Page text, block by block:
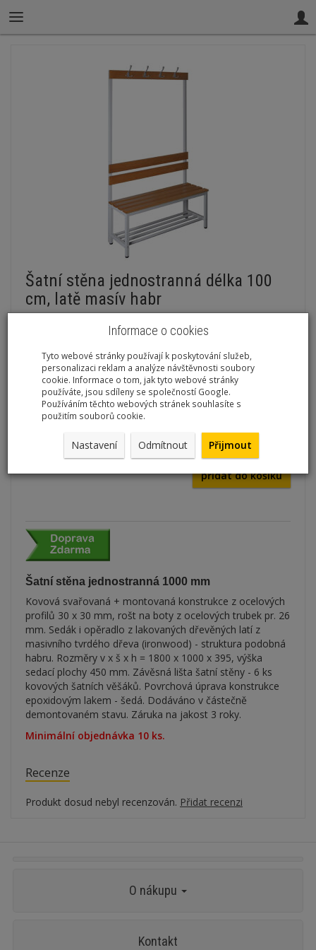
Šatní stěna jednostranná délka 100
cm, latě masív habr
Dostupnost: na dotaz
Množství:
5 363,00 Kč/ ks
přidat do košíku
Šatní stěna jednostranná 1000 mm
Kovová svařovaná + montovaná konstrukce z ocelových
profilů 30 x 30 mm, rošt na boty z ocelových trubek pr. 26
mm. Sedák i opěradlo z lakovaných dřevěných latí z
masivního tvrdého dřeva (ironwood) - struktura podobná
habru. Rozměry v x š x h = 1800 x 1000 x 395, výška
sedací plochy 450 mm. Závěsná lišta šatní stěny - 6 ks
kovových šatních věšáků. Povrchová úprava konstrukce
epoxidovým lakem - šedá. Dodáváno v částečně
demontovaném stavu. Záruka na jakost 3 roky.
Minimální objednávka 10 ks.
Recenze
Produkt dosud nebyl recenzován. Přidat recenzi
O nákupu
Kontakt
Informace o cookies
Tyto webové stránky používají k poskytování služeb,
personalizaci reklam a analýze návštěvnosti soubory
cookie. Informace o tom, jak tyto webové stránky
používáte, jsou sdíleny se společností Google.
Používáním těchto webových stránek souhlasíte s
použitím souborů cookie.
Nastavení Odmítnout Přijmout